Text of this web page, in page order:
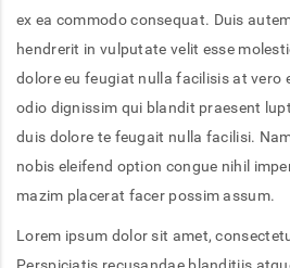
ex ea commodo consequat. Duis
hendrerit in vulputate velit esse
dolore eu feugiat nulla facilisis at vero
odio dignissim qui blandit praesent
duis dolore te feugait nulla facilisi.
nobis eleifend option congue nihil
mazim placerat facer possim assum.
Lorem ipsum dolor sit amet,
Perspiciatis recusandae blanditiis